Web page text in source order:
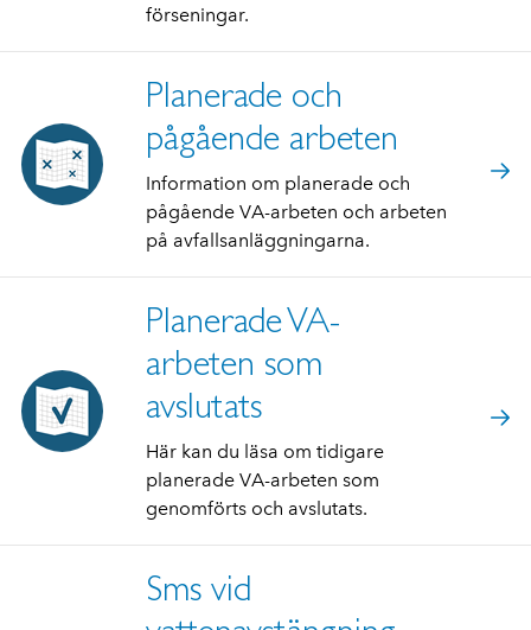
förseningar.
Planerade och
pågående arbeten
Information om planerade och
pågående VA-arbeten och arbeten
på avfallsanläggningarna.
Planerade VA-
arbeten som
avslutats
Här kan du läsa om tidigare
planerade VA-arbeten som
genomförts och avslutats.
Sms vid